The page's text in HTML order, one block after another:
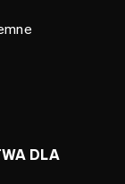
DLA